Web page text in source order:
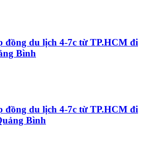
đồng du lịch 4-7c từ TP.HCM đi
Bình
đồng du lịch 4-7c từ TP.HCM đi
Bình